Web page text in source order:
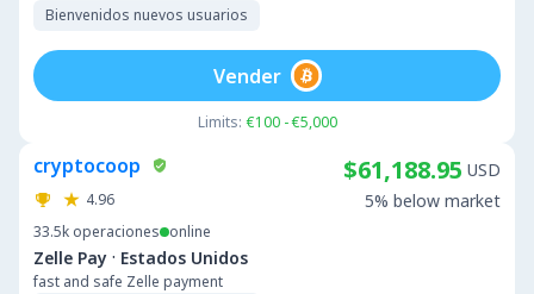
Bienvenidos nuevos usuarios
Limits: €100 - €5,000
Vender
cryptocoop
4.96
33.5k operaciones online
Zelle Pay · Estados Unidos
fast and safe Zelle payment
$61,188.95 USD
5% below market